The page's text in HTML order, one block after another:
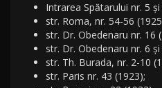
Intrarea Spătarului nr. 5
str. Roma, nr. 54-56
str. Dr. Obedenaru nr. 16
str. Dr. Obedenaru nr. 6
str. Th. Burada, nr. 2-10
str. Paris nr. 43 (1923);